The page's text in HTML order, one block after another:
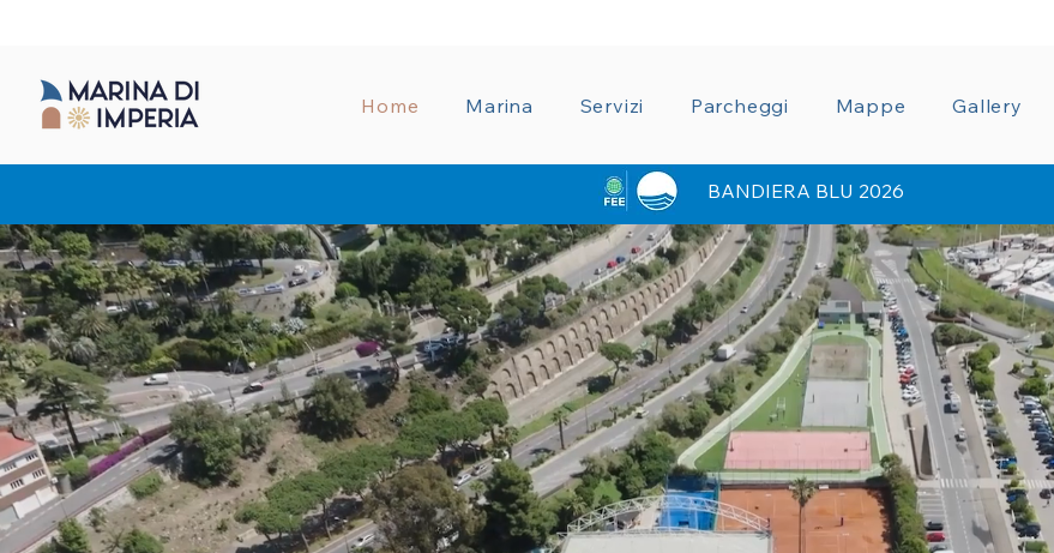
Home Marina Servizi Parcheggi Mappe Gallery
BANDIERA BLU 2026